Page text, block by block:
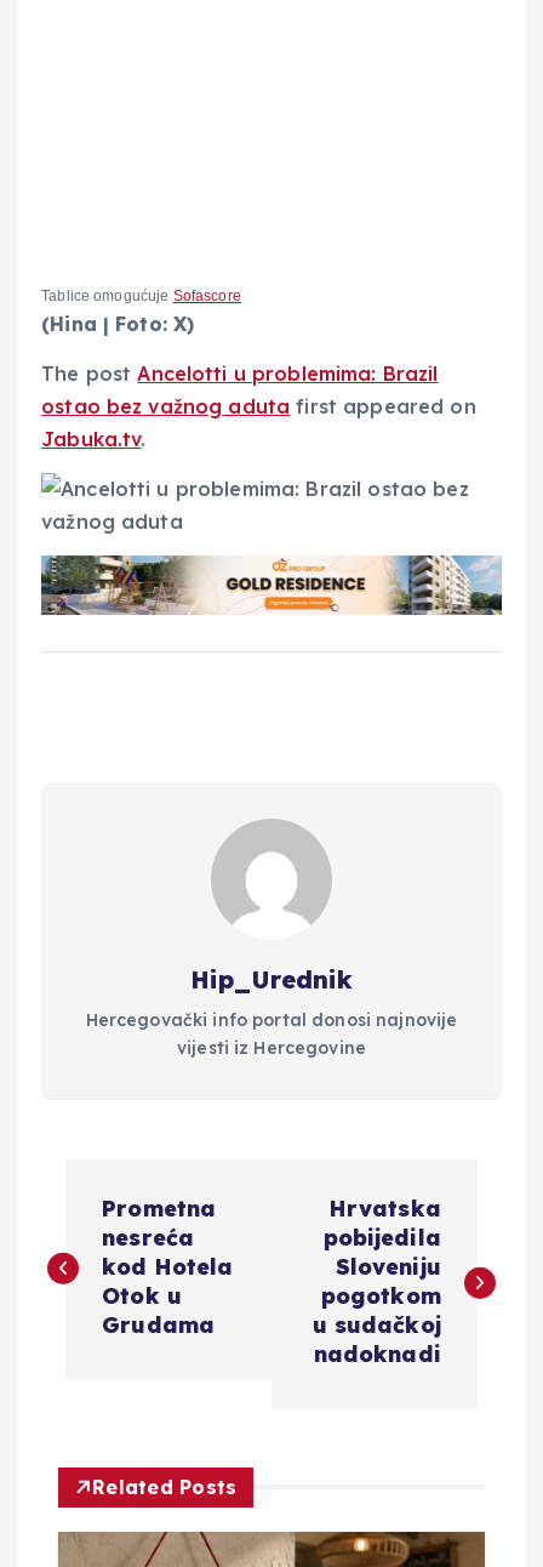
Tablice omogućuje Sofascore
(Hina | Foto: X)
The postAncelotti u problemima: Brazil
ostao bez važnog aduta first appeared on
Jabuka.tv.
Hip_Urednik
Hercegovački info portal donosi najnovije
vijesti iz Hercegovine
a
a
c
Prometna
nesreća
kod Hotela
Otok u
Grudama
Hrvatska
pobijedila
Sloveniju
pogotkom
u sudačkoj
nadoknadi
Related Posts